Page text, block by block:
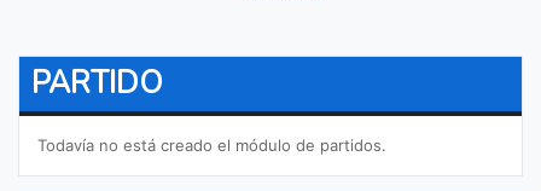
PARTIDO
Todavía no está creado el módulo de partidos.